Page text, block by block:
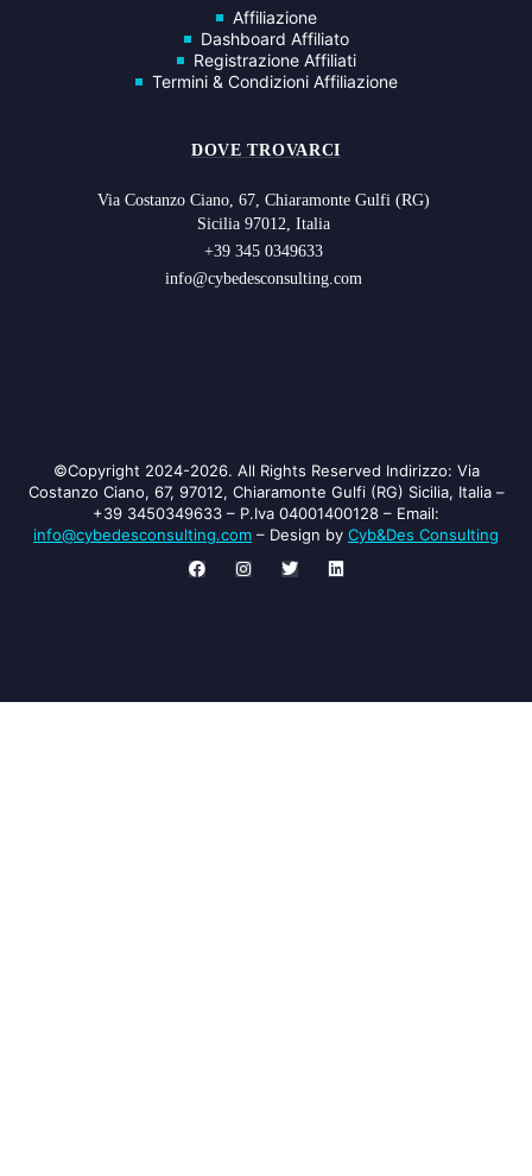
Affiliazione
Dashboard Affiliato
Registrazione Affiliati
Termini & Condizioni Affiliazione
DOVE TROVARCI
Via Costanzo Ciano, 67, Chiaramonte Gulfi (RG)
Sicilia 97012, Italia
+39 345 0349633
info@cybedesconsulting.com
©Copyright 2024-2026. All Rights Reserved Indirizzo: Via
Costanzo Ciano, 67, 97012, Chiaramonte Gulfi (RG) Sicilia, Italia –
+39 3450349633 – P.Iva 04001400128 – Email:
info@cybedesconsulting.com ​ – Design by Cyb&Des Consulting